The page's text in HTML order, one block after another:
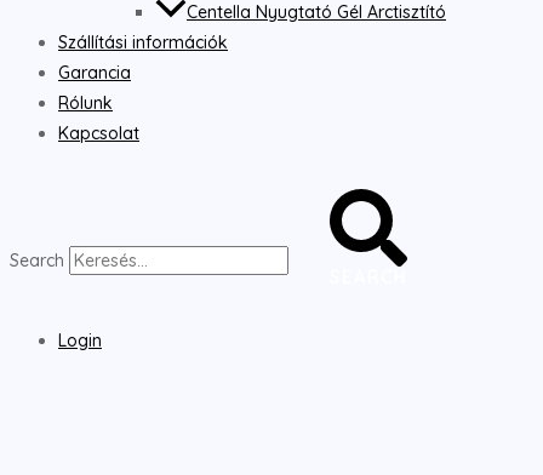
Centella Nyugtató Gél Arctisztító
Szállítási információk
Garancia
Rólunk
Kapcsolat
Search
Login